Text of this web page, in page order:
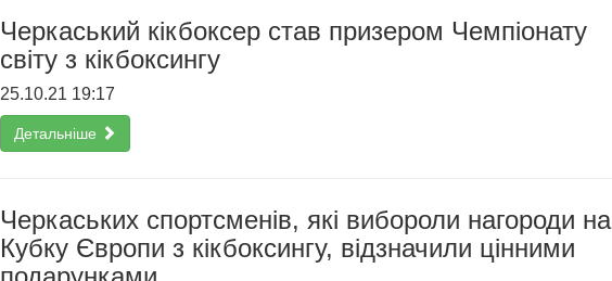
Черкаський кікбоксер став призером Чемпіонату
світу з кікбоксингу
25.10.21 19:17
Детальніше
Черкаських спортсменів, які вибороли нагороди на
Кубку Європи з кікбоксингу, відзначили цінними